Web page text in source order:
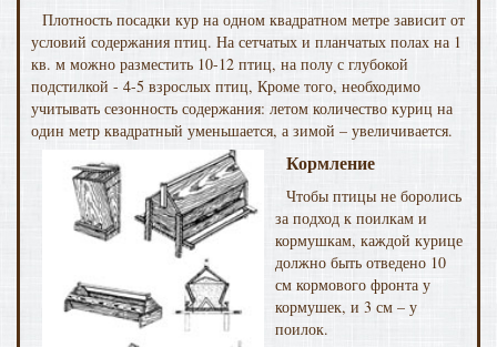
Плотность посадки кур на одном квадратном метре зависит от
условий содержания птиц. На сетчатых и планчатых полах на 1
кв. м можно разместить 10-12 птиц, на полу с глубокой
подстилкой - 4-5 взрослых птиц, Кроме того, необходимо
учитывать сезонность содержания: летом количество куриц на
один метр квадратный уменьшается, а зимой – увеличивается.
Кормление
Чтобы птицы не боролись
за подход к поилкам и
кормушкам, каждой курице
должно быть отведено 10
см кормового фронта у
кормушек, и 3 см – у
поилок.